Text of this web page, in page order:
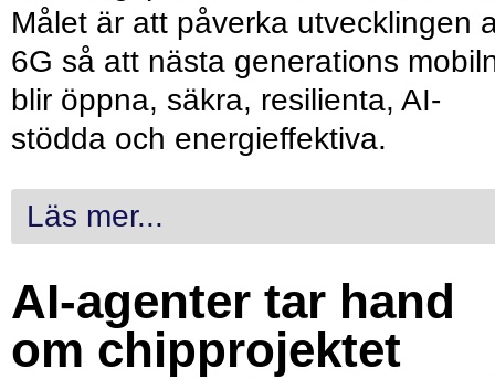
Målet är att påverka utvecklingen
6G så att nästa generations
blir öppna, säkra, resilienta, AI-
stödda och energieffektiva.
Läs mer...
AI-agenter tar hand
om chipprojektet